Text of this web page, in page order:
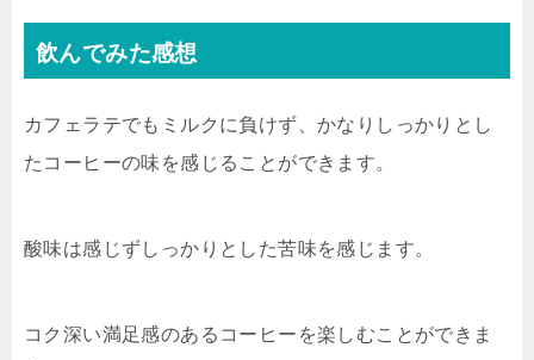
飲んでみた感想
カフェラテでもミルクに負けず、かなりしっかりとし
たコーヒーの味を感じることができます。
酸味は感じずしっかりとした苦味を感じます。
コク深い満足感のあるコーヒーを楽しむことができま